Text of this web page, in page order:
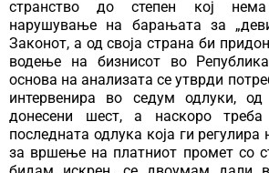
странство до степен кој
нарушување на барањата за
Законот, а од своја страна би
водење на бизнисот во
основа на анализата се утврди
интервенира во седум одлуки,
донесени шест, а наскоро
последната одлука која ги регулира
за вршење на платниот промет со